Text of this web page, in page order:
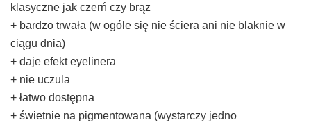
klasyczne jak czerń czy brąz
+ bardzo trwała (w ogóle się nie ściera ani nie blaknie w
ciągu dnia)
+ daje efekt eyelinera
+ nie uczula
+ łatwo dostępna
+ świetnie na pigmentowana (wystarczy jedno